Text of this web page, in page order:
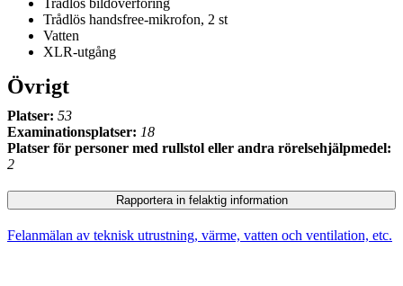
Trådlös bildöverföring
Trådlös handsfree-mikrofon, 2 st
Vatten
XLR-utgång
Övrigt
Platser: 53
Examinationsplatser: 18
Platser för personer med rullstol eller andra rörelsehjälpmedel:
2
Rapportera in felaktig information
Felanmälan av teknisk utrustning, värme, vatten och ventilation, etc.